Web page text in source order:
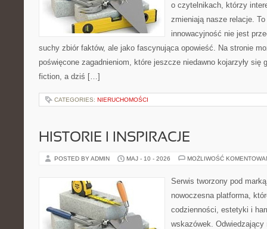
o czytelnikach, którzy
zmieniają nasze relacje.
innowacyjność nie jest
suchy zbiór faktów, ale jako fascynująca opowieść. Na stronie
poświęcone zagadnieniom, które jeszcze niedawno kojarzyły się
fiction, a dziś […]
CATEGORIES: NIERUCHOMOŚCI
HISTORIE I INSPIRACJE
POSTED BY ADMIN MAJ - 10 - 2026 MOŻLIWOŚĆ
Serwis tworzony pod
nowoczesna platforma,
codzienności, estetyki i
wskazówek.